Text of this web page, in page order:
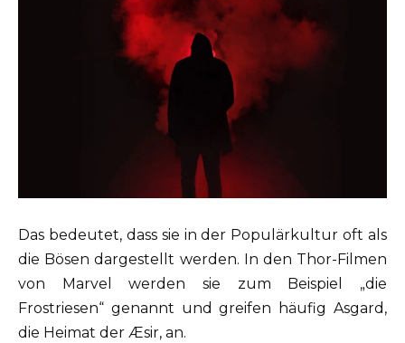
Das bedeutet, dass sie in der Populärkultur oft als
die Bösen dargestellt werden. In den Thor-Filmen
von Marvel werden sie zum Beispiel „die
Frostriesen“ genannt und greifen häufig Asgard,
die Heimat der Æsir, an.